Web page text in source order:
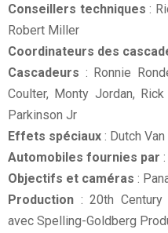
Conseillers techniques :
Robert Miller
Coordinateurs des
Cascadeurs : Ronnie
Coulter, Monty Jordan,
Parkinson Jr
Effets spéciaux : Dutch
Automobiles fournies par
Objectifs et caméras :
Production : 20th
avec Spelling-Goldberg